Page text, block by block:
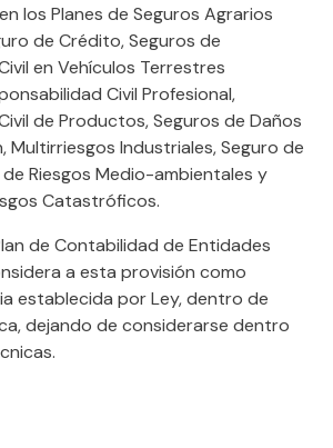
los Planes de Seguros Agrarios
de Crédito, Seguros de
en Vehículos Terrestres
Civil Profesional,
de Productos, Seguros de Daños
Multirriesgos Industriales, Seguro de
Riesgos Medio-ambientales y
Catastróficos.
de Contabilidad de Entidades
a esta provisión como
establecida por Ley, dentro de
dejando de considerarse dentro